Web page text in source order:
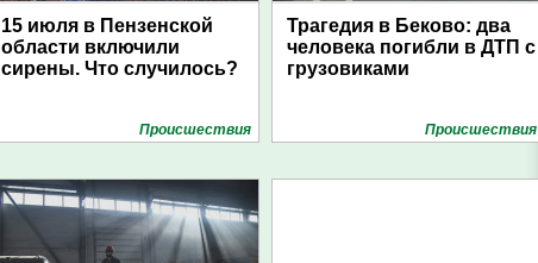
15 июля в Пензенской
области включили
сирены. Что случилось?
Проиcшествия
Трагедия в Беково: два
человека погибли в ДТП с
грузовиками
Проиcшествия